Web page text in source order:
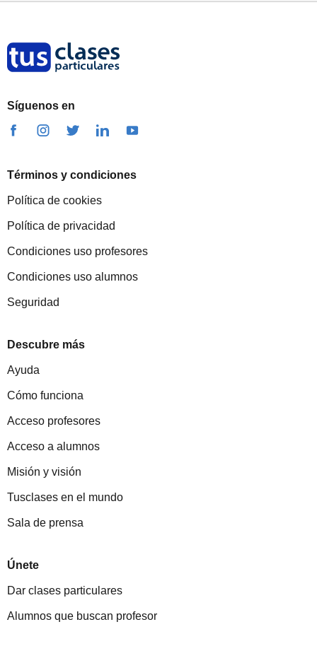
Síguenos en
Términos y condiciones
Política de cookies
Política de privacidad
Condiciones uso profesores
Condiciones uso alumnos
Seguridad
Descubre más
Ayuda
Cómo funciona
Acceso profesores
Acceso a alumnos
Misión y visión
Tusclases en el mundo
Sala de prensa
Únete
Dar clases particulares
Alumnos que buscan profesor